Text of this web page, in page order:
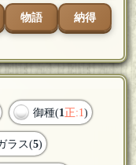
物語 納得
御種(1正:1)
ラス(5)